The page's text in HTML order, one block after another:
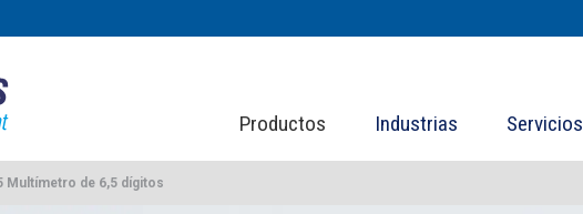
Productos Industrias Servicios
Multímetro de 6,5 dígitos